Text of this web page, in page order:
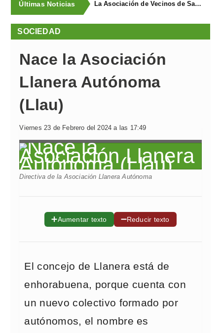
Últimas Noticias La Asociación de Vecinos de Santa Cruz descubrió los Covarones
SOCIEDAD
Nace la Asociación
Llanera Autónoma
(Llau)
Viernes 23 de Febrero del 2024 a las 17:49
Directiva de la Asociación Llanera Autónoma
➕Aumentar texto ➖Reducir texto
El concejo de Llanera está de
enhorabuena, porque cuenta con
un nuevo colectivo formado por
autónomos, el nombre es